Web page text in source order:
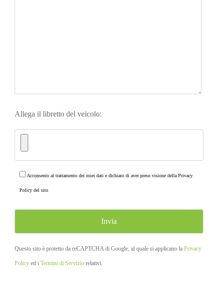
Allega il libretto del veicolo:
Acconsento al trattamento dei miei dati e dichiaro di aver preso visione dellaPrivacy
Policy del sito
Questo sito è protetto da reCAPTCHA di Google, al quale si applicano la Privacy
Policy ed i Termini di Servizio relativi.